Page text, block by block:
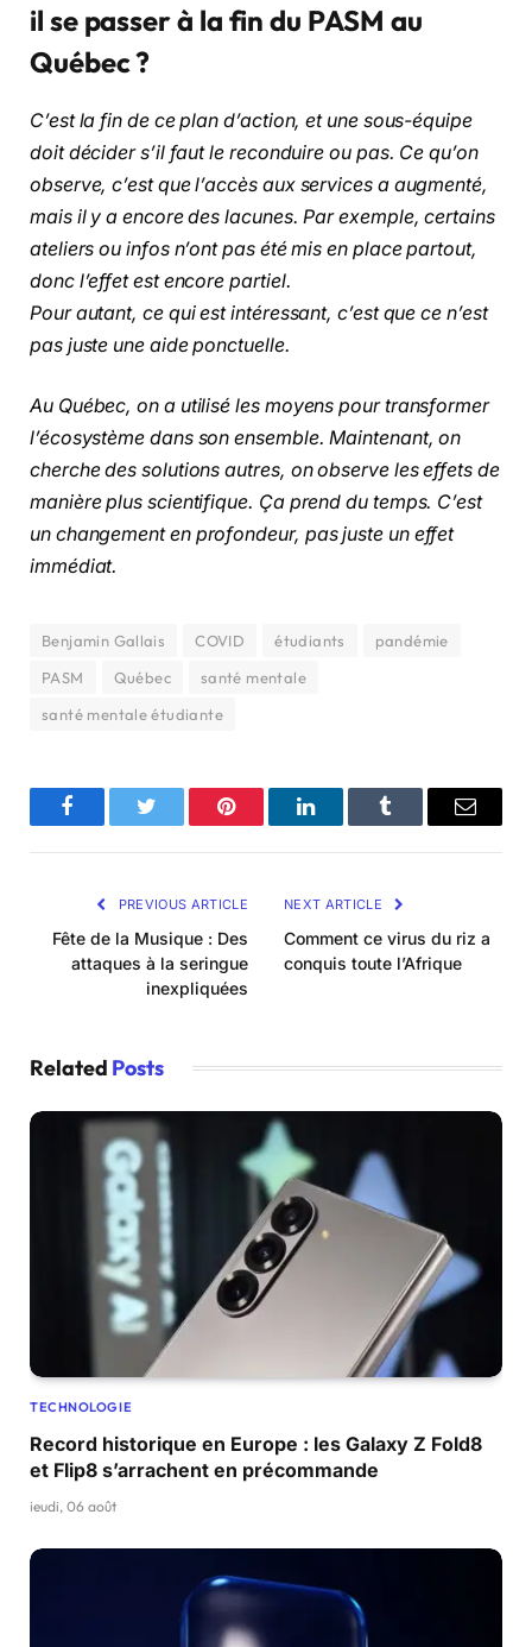
il se passer à la fin du PASM au
Québec ?
C’est la fin de ce plan d’action, et une sous-équipe
doit décider s’il faut le reconduire ou pas. Ce qu’on
observe, c’est que l’accès aux services a augmenté,
mais il y a encore des lacunes. Par exemple, certains
ateliers ou infos n’ont pas été mis en place partout,
donc l’effet est encore partiel.
Pour autant, ce qui est intéressant, c’est que ce n’est
pas juste une aide ponctuelle.
Au Québec, on a utilisé les moyens pour transformer
l’écosystème dans son ensemble. Maintenant, on
cherche des solutions autres, on observe les effets de
manière plus scientifique. Ça prend du temps. C’est
un changement en profondeur, pas juste un effet
immédiat.
Benjamin Gallais COVID étudiants
pandémie
PASM
Québec
santé mentale
santé mentale étudiante
FacebookTwitter Pinterest LinkedInTumblr Email
PREVIOUS ARTICLE
Fête de la Musique : Des
attaques à la seringue
inexpliquées
NEXT ARTICLE
Comment ce virus du riz a
conquis toute l’Afrique
Related Posts
TECHNOLOGIE
Record historique en Europe : les Galaxy Z Fold8
et Flip8 s’arrachent en précommande
jeudi, 06 août